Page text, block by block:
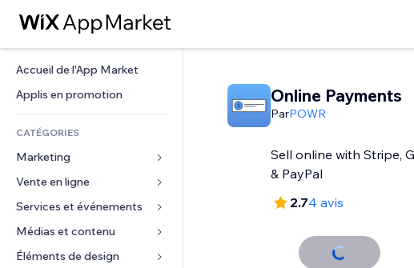
Accueil de l'App Market
Applis en promotion
CATÉGORIES
Marketing
Publicités
Mobile
Données analytiques
Réseaux sociaux
Vente en ligne
Applis pour les boutiques
Expédition et livraison
Boutons Vente
Services et événements
Hôtels
Événements
Médias et contenu
Galerie
Éléments de design
Online Payments
ParPOWR
Sell online with Stripe,
& PayPal
2.74 avis